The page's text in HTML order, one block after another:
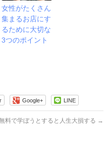
女性がたくさん
集まるお店にす
るために大切な
3つのポイント
Google+ LINE
料で学ぼうとすると人生大損する →